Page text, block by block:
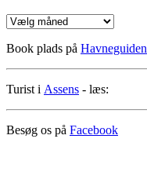
Nyhedsarkiv
Book plads på Havneguiden
Turist i Assens - læs:
Besøg os på Facebook